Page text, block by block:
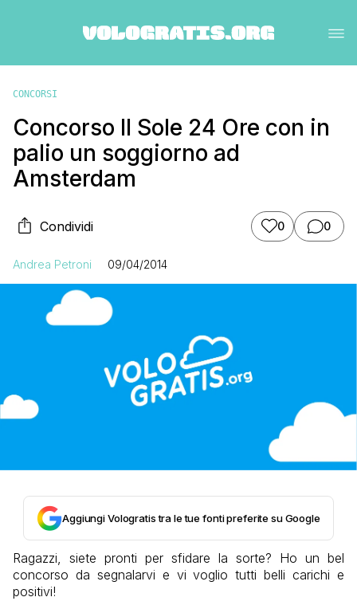
CONCORSI
Concorso Il Sole 24 Ore con in
palio un soggiorno ad
Amsterdam
Condividi 0 0
Andrea Petroni 09/04/2014
Aggiungi Vologratis tra le tue fonti preferite su Google
Ragazzi, siete pronti per sfidare la sorte? Ho un bel
concorso da segnalarvi e vi voglio tutti belli carichi e
positivi!